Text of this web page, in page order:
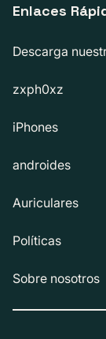
Enlaces
Descarga
zxph0xz
iPhones
androides
Auriculares
Políticas
Sobre nosotros